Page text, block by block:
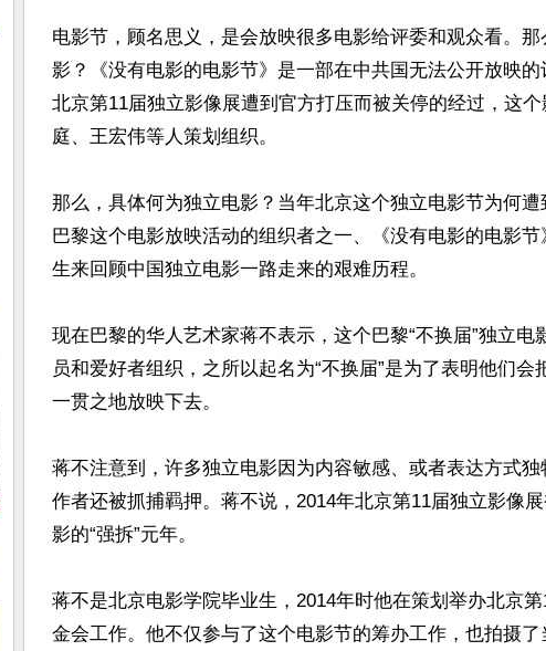
电影节，顾名思义，是会放映很多电影给评委和观众看。
影？《没有电影的电影节》是一部在中共国无法公开放映的
北京第11届独立影像展遭到官方打压而被关停的经过，这
庭、王宏伟等人策划组织。
那么，具体何为独立电影？当年北京这个独立电影节为何
巴黎这个电影放映活动的组织者之一、《没有电影的电影
生来回顾中国独立电影一路走来的艰难历程。
现在巴黎的华人艺术家蒋不表示，这个巴黎“不换届”独立电
员和爱好者组织，之所以起名为“不换届”是为了表明他们会
一贯之地放映下去。
蒋不注意到，许多独立电影因为内容敏感、或者表达方式
作者还被抓捕羁押。蒋不说，2014年北京第11届独立影像
影的“强拆”元年。
蒋不是北京电影学院毕业生，2014年时他在策划举办北京
金会工作。他不仅参与了这个电影节的筹办工作，也拍摄